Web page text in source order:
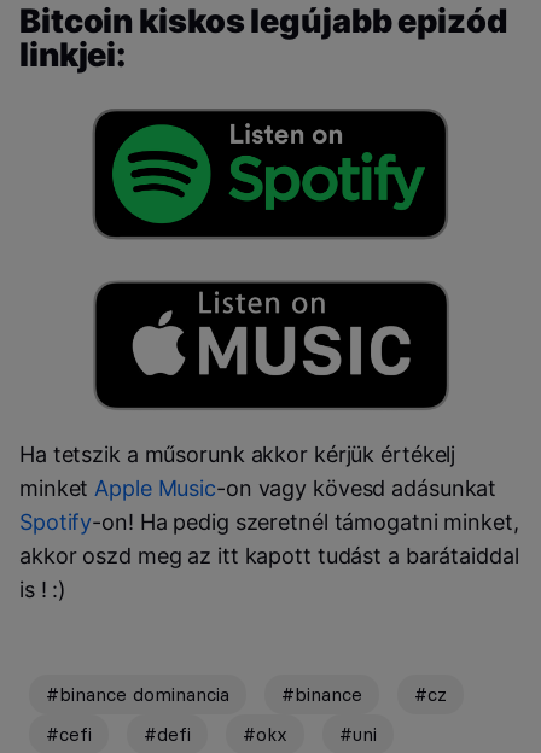
Bitcoin kiskos legújabb epizód
linkjei:
Ha tetszik a műsorunk akkor kérjük értékelj
minket Apple Music-on vagy kövesd adásunkat
Spotify-on! Ha pedig szeretnél támogatni minket,
akkor oszd meg az itt kapott tudást a barátaiddal
is ! :)
#binance dominancia #binance
#cz
#cefi
#defi #okx #uni